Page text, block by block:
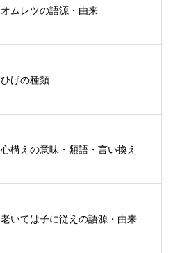
オムレツの語源・由来
ひげの種類
心構えの意味・類語・言い換え
老いては子に従えの語源・由来